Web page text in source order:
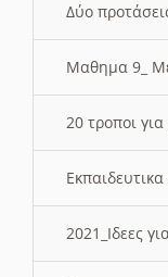
Δύο
Μαθημα 9_
20 τροποι
2021_Ιδεες